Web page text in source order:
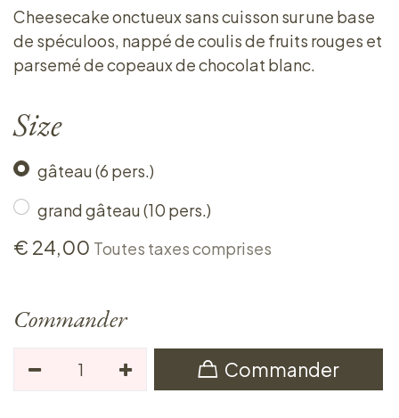
Cheesecake onctueux sans cuisson sur une base
de spéculoos, nappé de coulis de fruits rouges et
parsemé de copeaux de chocolat blanc.
Size
gâteau (6 pers.)
grand gâteau (10 pers.)
€ 24,00 Toutes taxes comprises
Commander
Commander